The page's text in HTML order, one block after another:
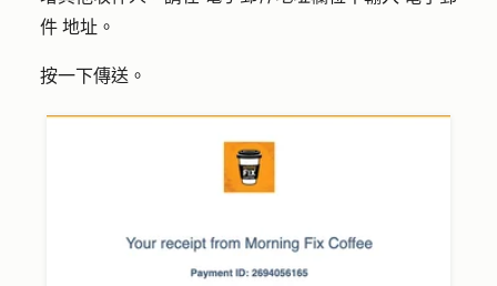
件 地址 。
按一下傳送 。